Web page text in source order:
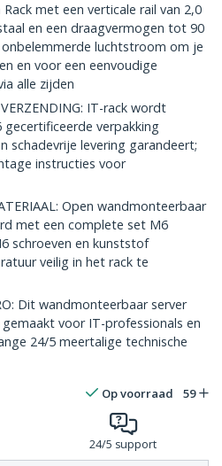
Rack met een verticale rail van 2,0
en een draagvermogen tot 90
luchtstroom om je
en voor een eenvoudige
alle zijden
IT-rack wordt
verpakking
schadevrije levering garandeert;
instructies voor
Open wandmonteerbaar
met een complete set M6
schroeven en kunststof
veilig in het rack te
Dit wandmonteerbaar server
voor IT-professionals en
24/5 meertalige technische
Op voorraad 59
24/5 support